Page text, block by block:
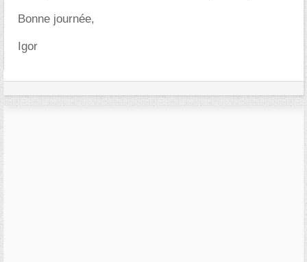
Bonne journée,
Igor